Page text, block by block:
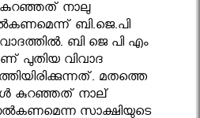
കുറഞ്ഞത് നാലു
ബി.ജെ.പി
ബി ജെ പി എം
പുതിയ വിവാദ
മതത്തെ
കുറഞ്ഞത് നാല്
നല്‍കണമെന്ന സാക്ഷിയുടെ